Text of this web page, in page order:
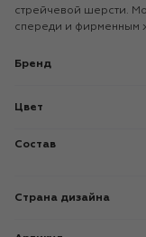
стрейчевой шерсти.
спереди и фирменным
Бренд
Цвет
Состав
Страна дизайна